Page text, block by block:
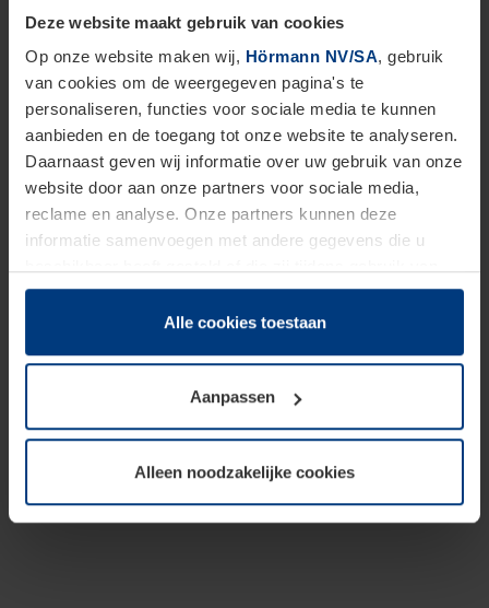
Deze website maakt gebruik van cookies
Op onze website maken wij, Hörmann NV/SA, gebruik
van cookies om de weergegeven pagina's te
personaliseren, functies voor sociale media te kunnen
aanbieden en de toegang tot onze website te analyseren.
Daarnaast geven wij informatie over uw gebruik van onze
website door aan onze partners voor sociale media,
reclame en analyse. Onze partners kunnen deze
informatie samenvoegen met andere gegevens die u
hun diensten hebben verzameld.
Juridisch hebben wij het recht om cookies op uw
van deze pagina's absoluut vereist is. Voor alle andere
soorten cookies is uw toestemming benodigd. Uw
toestemming kunt u op elk moment bij de uitleg van de
wijzigen of herroepen.
Alle cookies toestaan
Aanpassen
Alleen noodzakelijke cookies